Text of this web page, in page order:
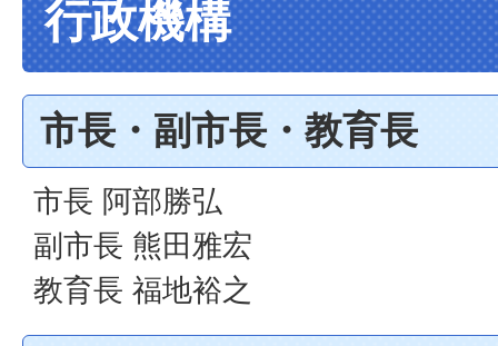
行政機構
市長・副市長・教育長
市長 阿部勝弘
副市長 熊田雅宏
教育長 福地裕之